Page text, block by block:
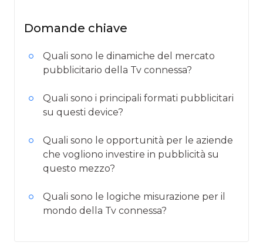
Domande chiave
Quali sono le dinamiche del mercato
pubblicitario della Tv connessa?
Quali sono i principali formati pubblicitari
su questi device?
Quali sono le opportunità per le aziende
che vogliono investire in pubblicità su
questo mezzo?
Quali sono le logiche misurazione per il
mondo della Tv connessa?